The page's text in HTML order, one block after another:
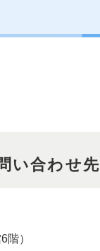
い合わせ先
階）